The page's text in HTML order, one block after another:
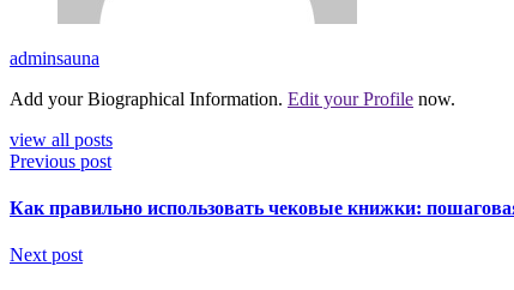
adminsauna
Add your Biographical Information. Edit your Profile now.
view all posts
Previous post
Как правильно использовать чековые книжки:
Next post